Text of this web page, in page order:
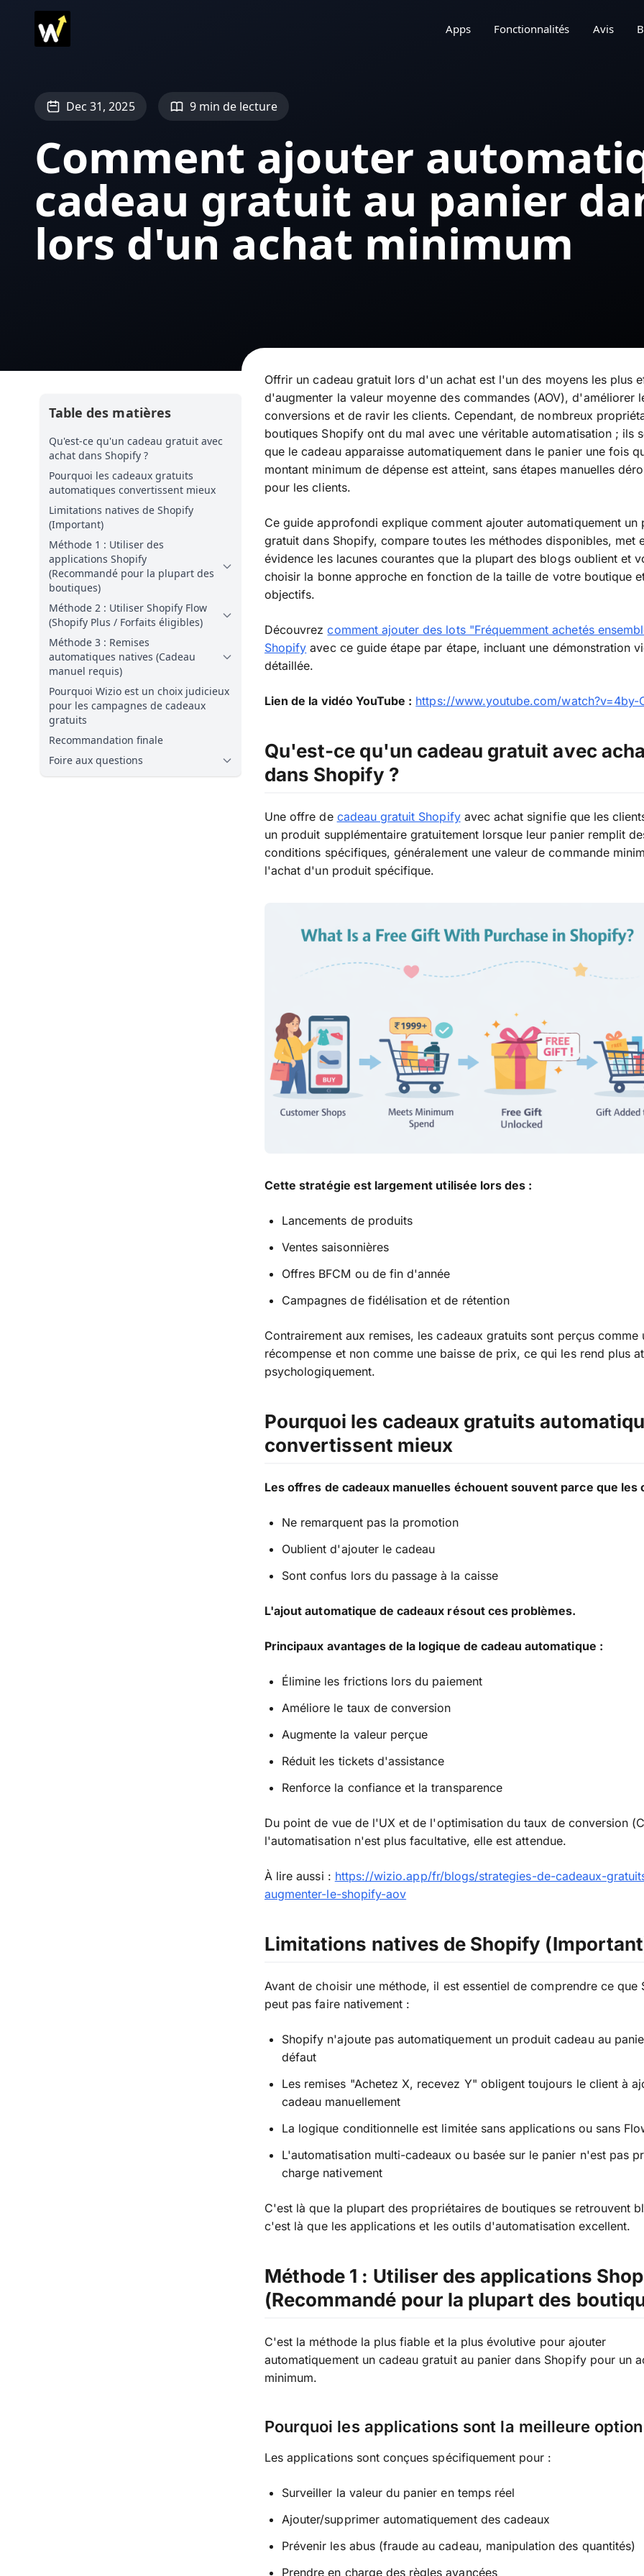
Apps Fonctionnalités Avis
Dec 31, 2025 9 min de lecture
Comment ajouter
cadeau gratuit au panier
lors d'un achat minimum
Table des matières
Qu'est-ce qu'un cadeau gratuit avec
achat dans Shopify ?
Pourquoi les cadeaux gratuits
automatiques convertissent mieux
Limitations natives de Shopify
(Important)
Méthode 1 : Utiliser des
applications Shopify
(Recommandé pour la plupart des
boutiques)
Méthode 2 : Utiliser Shopify Flow
(Shopify Plus / Forfaits éligibles)
Méthode 3 : Remises
automatiques natives (Cadeau
manuel requis)
Pourquoi Wizio est un choix judicieux
pour les campagnes de cadeaux
gratuits
Recommandation finale
Foire aux questions
Offrir un cadeau gratuit lors d'un achat est l'un des moyens les plus
d'augmenter la valeur moyenne des commandes (AOV), d'améliorer
conversions et de ravir les clients. Cependant, de nombreux
boutiques Shopify ont du mal avec une véritable automatisation ; ils
que le cadeau apparaisse automatiquement dans le panier une fois
montant minimum de dépense est atteint, sans étapes manuelles
pour les clients.
Ce guide approfondi explique comment ajouter automatiquement un
gratuit dans Shopify, compare toutes les méthodes disponibles, met
évidence les lacunes courantes que la plupart des blogs oublient et
choisir la bonne approche en fonction de la taille de votre boutique
objectifs.
Découvrezcomment ajouter des lots "Fréquemment achetés
Shopify avec ce guide étape par étape, incluant une démonstration
détaillée.
Lien de la vidéo YouTube : https://www.youtube.com/watch?v=4by-
Qu'est-ce qu'un cadeau gratuit avec
dans Shopify ?
Une offre de cadeau gratuit Shopifyavec achat signifie que les
un produit supplémentaire gratuitement lorsque leur panier remplit
conditions spécifiques, généralement une valeur de commande
l'achat d'un produit spécifique.
Cette stratégie est largement utilisée lors des :
Lancements de produits
Ventes saisonnières
Offres BFCM ou de fin d'année
Campagnes de fidélisation et de rétention
Contrairement aux remises, les cadeaux gratuits sont perçus comme
récompense et non comme une baisse de prix, ce qui les rend plus
psychologiquement.
Pourquoi les cadeaux gratuits
convertissent mieux
Les offres de cadeaux manuelles échouent souvent parce que les
Ne remarquent pas la promotion
Oublient d'ajouter le cadeau
Sont confus lors du passage à la caisse
L'ajout automatique de cadeaux résout ces problèmes.
Principaux avantages de la logique de cadeau automatique :
Élimine les frictions lors du paiement
Améliore le taux de conversion
Augmente la valeur perçue
Réduit les tickets d'assistance
Renforce la confiance et la transparence
Du point de vue de l'UX et de l'optimisation du taux de conversion
l'automatisation n'est plus facultative, elle est attendue.
À lire aussi : https://wizio.app/fr/blogs/strategies-de-cadeaux-
augmenter-le-shopify-aov
Limitations natives de Shopify
Avant de choisir une méthode, il est essentiel de comprendre ce que
peut pas faire nativement :
Shopify n'ajoute pas automatiquement un produit cadeau au
défaut
Les remises "Achetez X, recevez Y" obligent toujours le client à
cadeau manuellement
La logique conditionnelle est limitée sans applications ou sans
L'automatisation multi-cadeaux ou basée sur le panier n'est pas
charge nativement
C'est là que la plupart des propriétaires de boutiques se retrouvent
c'est là que les applications et les outils d'automatisation excellent.
Méthode 1 : Utiliser des applications
(Recommandé pour la plupart des
C'est la méthode la plus fiable et la plus évolutive pour ajouter
automatiquement un cadeau gratuit au panier dans Shopify pour un
minimum.
Pourquoi les applications sont la meilleure option
Les applications sont conçues spécifiquement pour :
Surveiller la valeur du panier en temps réel
Ajouter/supprimer automatiquement des cadeaux
Prévenir les abus (fraude au cadeau, manipulation des quantités)
Prendre en charge des règles avancées